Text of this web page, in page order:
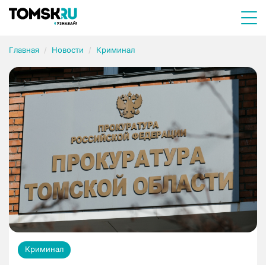
Главная Новости Криминал
Криминал